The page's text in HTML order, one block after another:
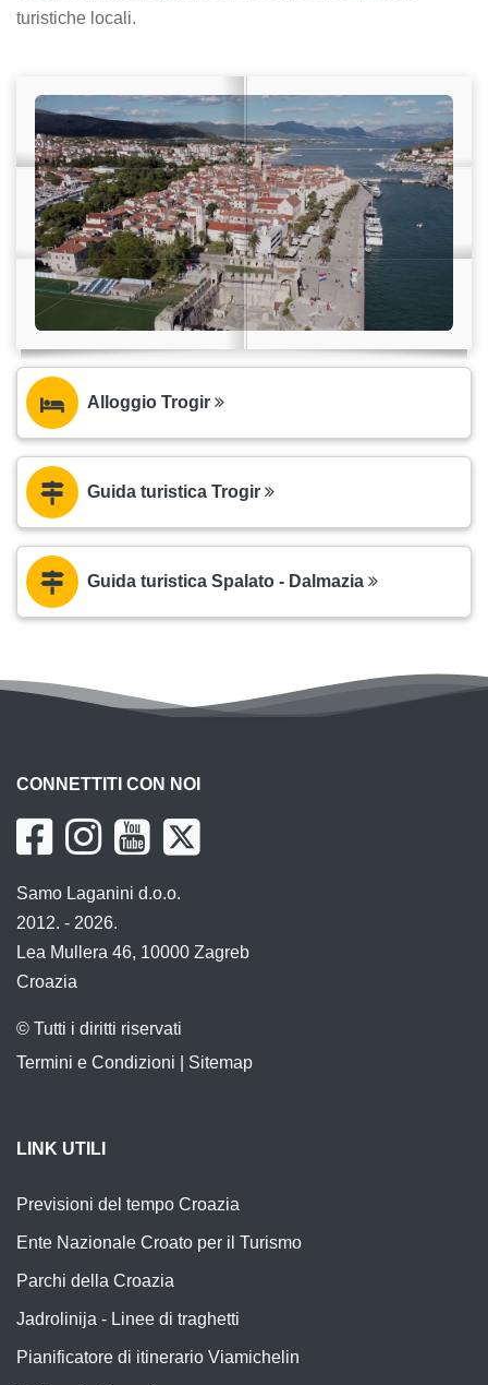
turistiche locali.
Alloggio Trogir
Guida turistica Trogir
Guida turistica Spalato - Dalmazia
CONNETTITI CON NOI
Samo Laganini d.o.o.
2012. - 2026.
Lea Mullera 46, 10000 Zagreb
Croazia
© Tutti i diritti riservati
Termini e Condizioni
Sitemap
LINK UTILI
Previsioni del tempo Croazia
Ente Nazionale Croato per il Turismo
Parchi della Croazia
Jadrolinija - Linee di traghetti
Pianificatore di itinerario Viamichelin